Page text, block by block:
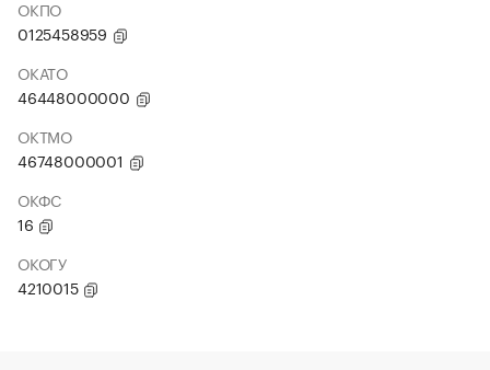
ОКПО
0125458959
ОКАТО
46448000000
ОКТМО
46748000001
ОКФС
16
ОКОГУ
4210015